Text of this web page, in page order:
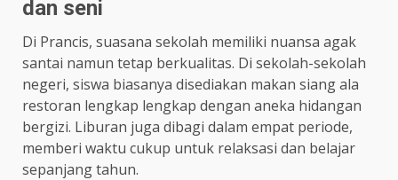
dan seni
Di Prancis, suasana sekolah memiliki nuansa agak
santai namun tetap berkualitas. Di sekolah-sekolah
negeri, siswa biasanya disediakan makan siang ala
restoran lengkap lengkap dengan aneka hidangan
bergizi. Liburan juga dibagi dalam empat periode,
memberi waktu cukup untuk relaksasi dan belajar
sepanjang tahun.